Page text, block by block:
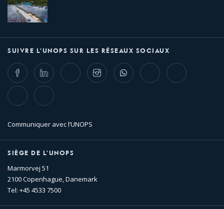
SUIVRE L’UNOPS SUR LES RÉSEAUX SOCIAUX
FacebookLinkedIn Twitter InstagramWhatsappBluesky Threads
TikTok Flickr
Communiquer avec l’UNOPS
SIÈGE DE L’UNOPS
Marmorvej 51
2100 Copenhague, Danemark
Tel: +45 4533 7500